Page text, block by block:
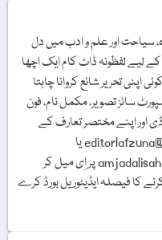
سیاحت اور علم و ادب میں دل
لیے لفظونہ ڈاٹ کام ایک اچھا
اپنی تحریر شائع کروانا چاہتا
سائز تصویر، مکمل نام، فون
اور اپنے مختصر تعارف کے
ساتھ editorlafzuna@gmail.com یا
amjadalisahaab@gmail.com پر اِی میل کر
کا فیصلہ ایڈیٹوریل بورڈ کرے